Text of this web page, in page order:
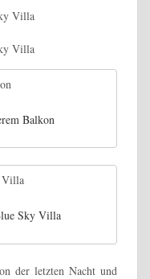
Balkon
Sky Villa
der letzten Nacht und